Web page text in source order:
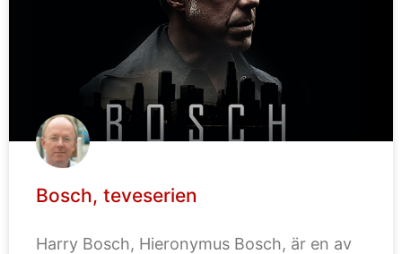
Bosch, teveserien
Harry Bosch, Hieronymus Bosch, är en av